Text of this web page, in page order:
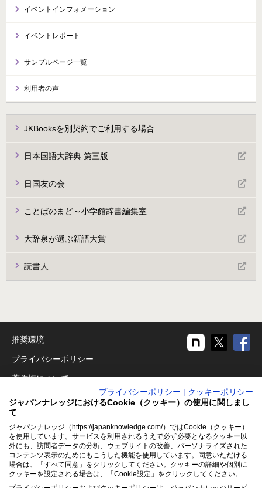
イベントインフォメーション
イベントレポート
サンプルページ一覧
利用者の声
JKBooksを別契約でご利用する場合
日本国語大辞典 第三版
日国友の会
ことばのまど～小学館辞書編集室
大辞泉が選ぶ新語大賞
読書人
推奨環境
プライバシーポリシー
著作権について
リンクについて
免責事項
運営会社
アクセシビリティ対応
クッキーポリシー
プライバシーポリシー
クッキーポリシー
ジャパンナレッジにおけるCookie（クッキー）の使用に関しまし
て
ジャパンナレッジ（https://japanknowledge.com/）ではCookie（クッキー）
を使用しています。サービスを利用されるうえで必ず必要となるクッキー以
外にも、訪問者データの分析、ウェブサイトの改善、パーソナライズされた
コンテンツ表示のためにもこうした機能を使用しています。同意いただける
場合は、「すべて同意」をクリックしてください。クッキーの詳細や個別に
クッキーを設定される場合は、「Cookie設定」をクリックしてください。